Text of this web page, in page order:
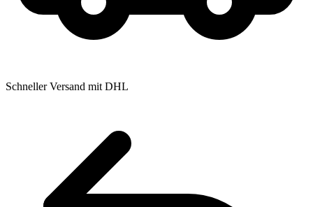
Schneller Versand mit DHL